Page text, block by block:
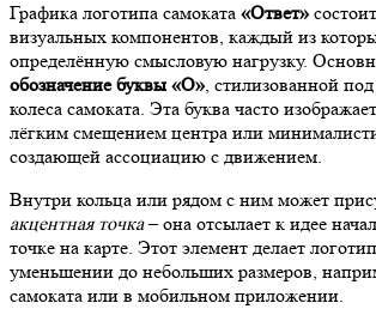
Графика логотипа самоката «Ответ»
визуальных компонентов, каждый из
определённую смысловую нагрузку.
обозначение буквы «О», стилизованной
колеса самоката. Эта буква часто
лёгким смещением центра или
создающей ассоциацию с движением.
Внутри кольца или рядом с ним может
акцентная точка– она отсылает к идее
точке на карте. Этот элемент делает
уменьшении до небольших размеров,
самоката или в мобильном приложении.